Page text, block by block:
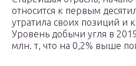
относится к первым
утратила своих позиций и
Уровень добычи угля в
млн. т, что на 0,2% выше